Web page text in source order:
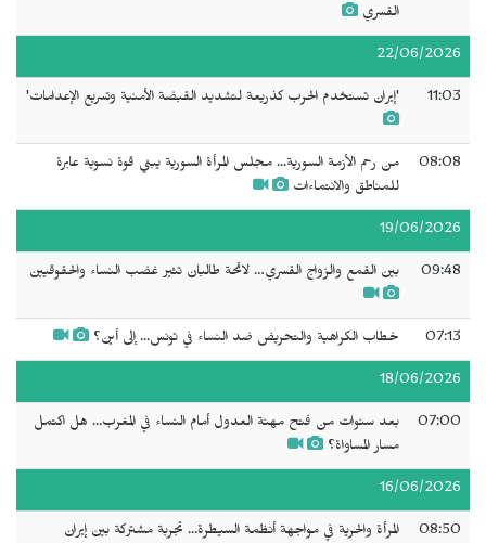
القسري
22/06/2026
11:03 'إيران تستخدم الحرب كذريعة لتشديد القبضة الأمنية وتسريع الإعدامات'
08:08
من رحم الأزمة السورية... مجلس المرأة السورية يبني قوة نسوية عابرة
للمناطق والانتماءات
19/06/2026
09:48 بين القمع والزواج القسري… لائحة طالبان تثير غضب النساء والحقوقيين
07:13 خطاب الكراهية والتحريض ضد النساء في تونس... إلى أين؟
18/06/2026
07:00
بعد سنوات من فتح مهنة العدول أمام النساء في المغرب... هل اكتمل
مسار المساواة؟
16/06/2026
08:50
المرأة والحرية في مواجهة أنظمة السيطرة... تجربة مشتركة بين إيران